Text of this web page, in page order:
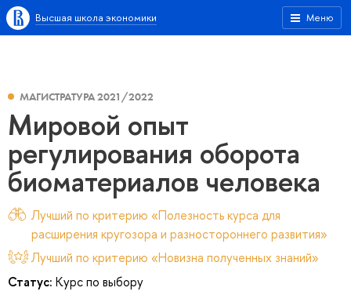
Меню
Высшая школа экономики
МАГИСТРАТУРА 2021/2022
Мировой опыт
регулирования оборота
биоматериалов человека
Лучший по критерию «Полезность курса для
расширения кругозора и разностороннего развития»
Лучший по критерию «Новизна полученных знаний»
Статус: Курс по выбору